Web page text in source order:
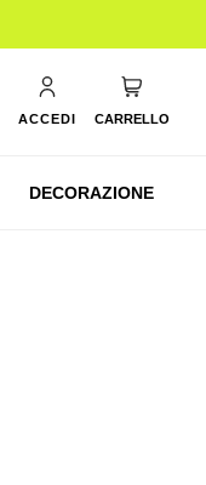
ACCEDI CARRELLO
DECORAZIONE